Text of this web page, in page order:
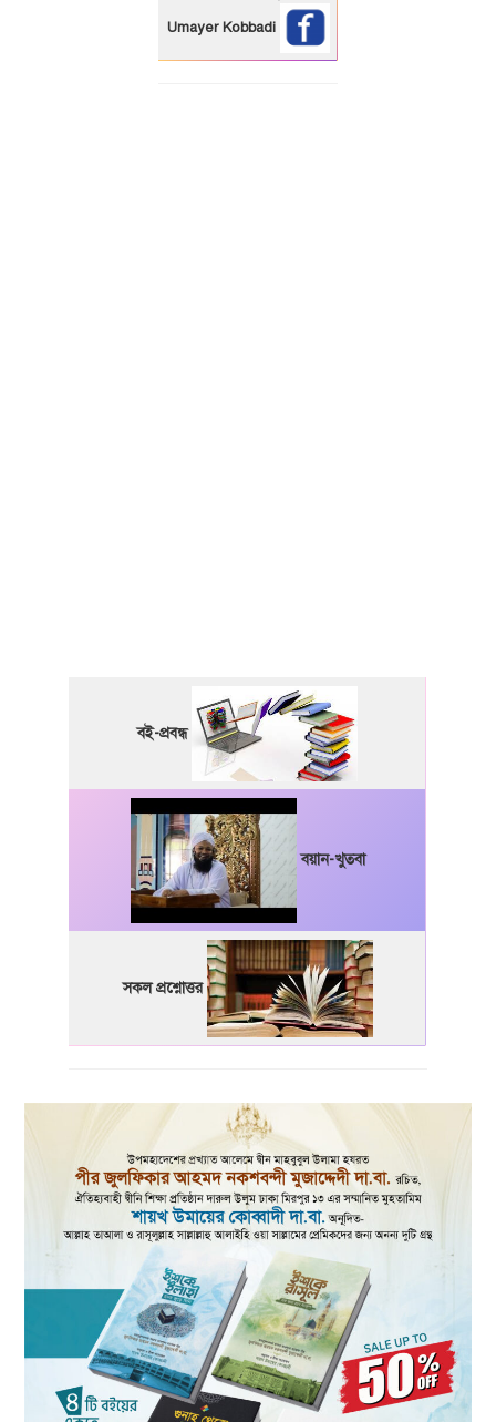
Umayer Kobbadi
বই-প্রবন্ধ
বয়ান-খুতবা
সকল প্রশ্নোত্তর